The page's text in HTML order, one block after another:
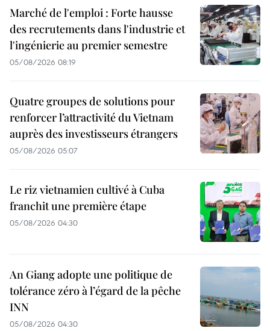
Marché de l'emploi : Forte hausse
des recrutements dans l'industrie et
l'ingénierie au premier semestre
05/08/2026 08:19
Quatre groupes de solutions pour
renforcer l’attractivité du Vietnam
auprès des investisseurs étrangers
05/08/2026 05:07
Le riz vietnamien cultivé à Cuba
franchit une première étape
05/08/2026 04:30
An Giang adopte une politique de
tolérance zéro à l’égard de la pêche
INN
05/08/2026 04:30